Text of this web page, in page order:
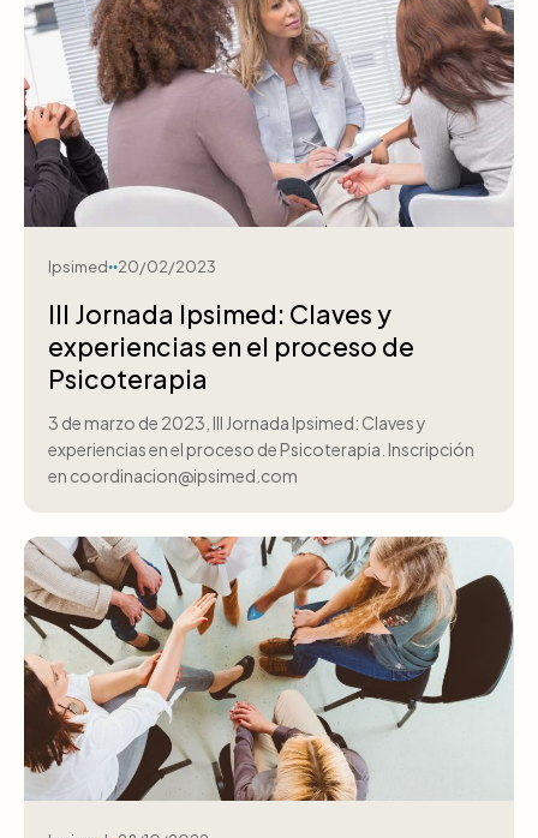
Ipsimed 20/02/2023
III Jornada Ipsimed: Claves y
experiencias en el proceso de
Psicoterapia
3 de marzo de 2023, III Jornada Ipsimed: Claves y
experiencias en el proceso de Psicoterapia. Inscripción
en coordinacion@ipsimed.com